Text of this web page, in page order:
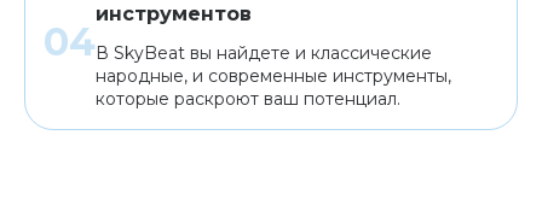
инструментов
В SkyBeat вы найдете и классические
народные, и современные инструменты,
которые раскроют ваш потенциал.